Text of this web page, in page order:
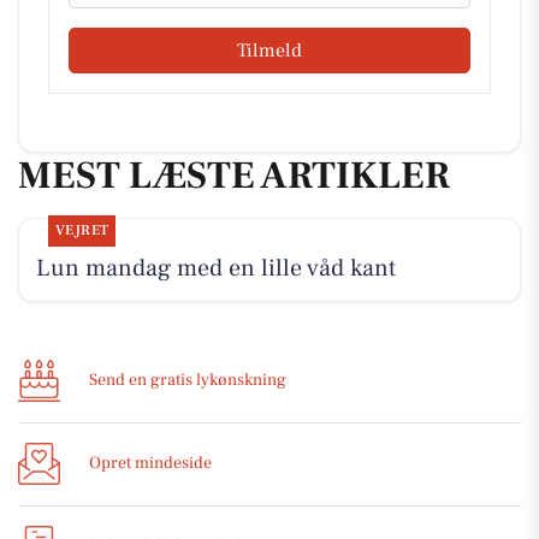
Tilmeld
MEST LÆSTE ARTIKLER
VEJRET
Lun mandag med en lille våd kant
Send en gratis lykønskning
Opret mindeside